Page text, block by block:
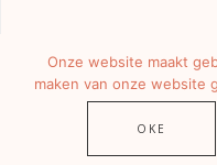
Onze website maakt
maken van onze website
OKE